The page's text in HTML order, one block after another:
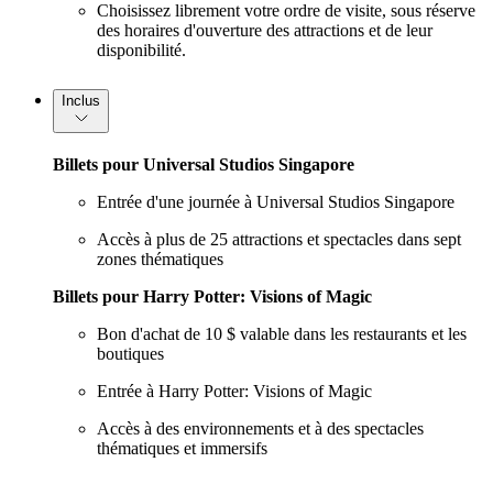
Choisissez librement votre ordre de visite, sous réserve
des horaires d'ouverture des attractions et de leur
disponibilité.
Inclus
Billets pour Universal Studios Singapore
Entrée d'une journée à Universal Studios Singapore
Accès à plus de 25 attractions et spectacles dans sept
zones thématiques
Billets pour Harry Potter: Visions of Magic
Bon d'achat de 10 $ valable dans les restaurants et les
boutiques
Entrée à Harry Potter: Visions of Magic
Accès à des environnements et à des spectacles
thématiques et immersifs